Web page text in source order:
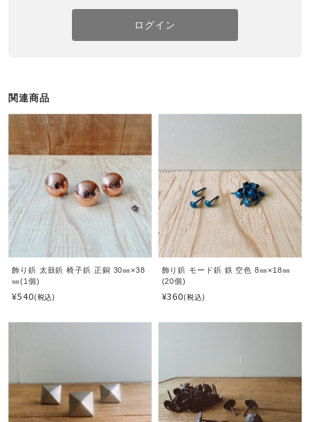
ログイン
関連商品
飾り鋲 太鼓鋲 椅子鋲 正銅 30㎜×38
㎜(1個)
¥540(税込)
飾り鋲 モード鋲 鉄 空色 8㎜×18㎜
(20個)
¥360(税込)